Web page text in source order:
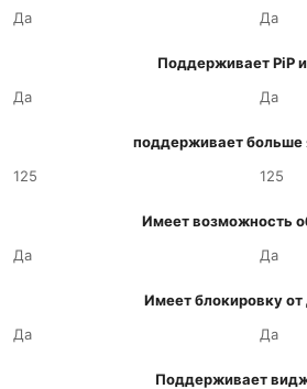
Да
Да
Поддерживает PiP и
Да
Да
поддерживает больше
125
125
Имеет возможность
Да
Да
Имеет блокировку от
Да
Да
Поддерживает